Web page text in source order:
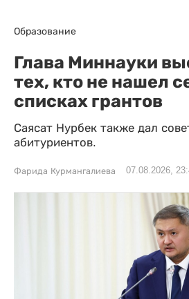
Образование
Глава Миннауки
тех, кто не нашел
списках грантов
Саясат Нурбек также дал
абитуриентов.
Фарида Курмангалиева 07.08.2026,